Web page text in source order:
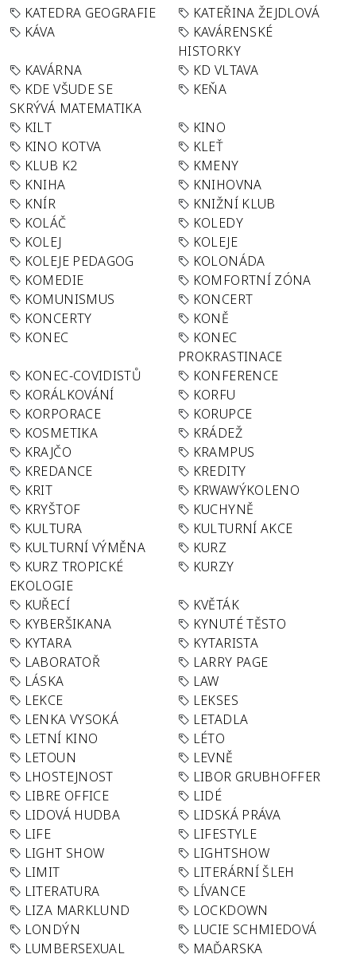
KATEDRA GEOGRAFIE
KATEŘINA ŽEJDLOVÁ
KÁVA
KAVÁRENSKÉ
HISTORKY
KAVÁRNA
KD VLTAVA
KDE VŠUDE SE
SKRÝVÁ MATEMATIKA
KEŇA
KILT
KINO
KINO KOTVA
KLEŤ
KLUB K2
KMENY
KNIHA
KNIHOVNA
KNÍR
KNIŽNÍ KLUB
KOLÁČ
KOLEDY
KOLEJ
KOLEJE
KOLEJE PEDAGOG
KOLONÁDA
KOMEDIE
KOMFORTNÍ ZÓNA
KOMUNISMUS
KONCERT
KONCERTY
KONĚ
KONEC
KONEC
PROKRASTINACE
KONEC-COVIDISTŮ
KONFERENCE
KORÁLKOVÁNÍ
KORFU
KORPORACE
KORUPCE
KOSMETIKA
KRÁDEŽ
KRAJČO
KRAMPUS
KREDANCE
KREDITY
KRIT
KRWAWÝKOLENO
KRYŠTOF
KUCHYNĚ
KULTURA
KULTURNÍ AKCE
KULTURNÍ VÝMĚNA
KURZ
KURZ TROPICKÉ
EKOLOGIE
KURZY
KUŘECÍ
KVĚTÁK
KYBERŠIKANA
KYNUTÉ TĚSTO
KYTARA
KYTARISTA
LABORATOŘ
LARRY PAGE
LÁSKA
LAW
LEKCE
LEKSES
LENKA VYSOKÁ
LETADLA
LETNÍ KINO
LÉTO
LETOUN
LEVNĚ
LHOSTEJNOST
LIBOR GRUBHOFFER
LIBRE OFFICE
LIDÉ
LIDOVÁ HUDBA
LIDSKÁ PRÁVA
LIFE
LIFESTYLE
LIGHT SHOW
LIGHTSHOW
LIMIT
LITERÁRNÍ ŠLEH
LITERATURA
LÍVANCE
LIZA MARKLUND
LOCKDOWN
LONDÝN
LUCIE SCHMIEDOVÁ
LUMBERSEXUAL
MAĎARSKA